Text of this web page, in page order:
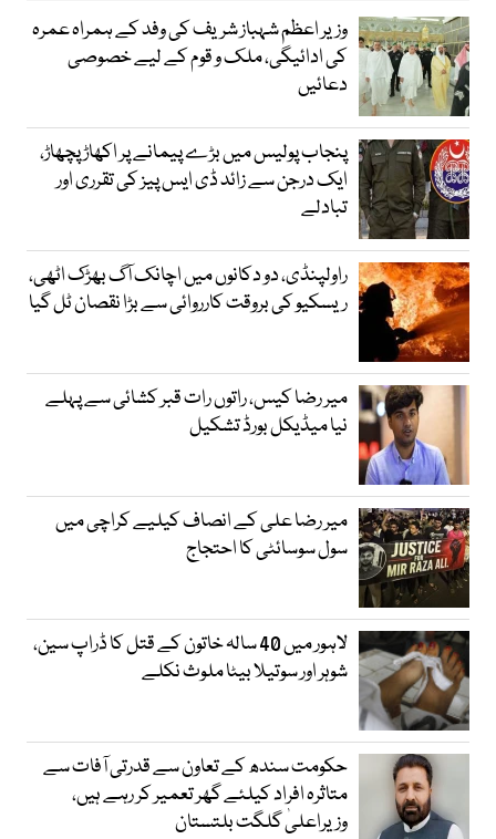
وزیر اعظم شہباز شریف کی وفد کے ہمراہ عمرہ
کی ادائیگی، ملک و قوم کے لیے خصوصی
دعائیں
پنجاب پولیس میں بڑے پیمانے پر اکھاڑ پچھاڑ،
ایک درجن سے زائد ڈی ایس پیز کی تقرری اور
تبادلے
راولپنڈی، دو دکانوں میں اچانک آگ بھڑک اٹھی،
ریسکیو کی بروقت کارروائی سے بڑا نقصان ٹل گیا
میر رضا کیس، راتوں رات قبر کشائی سے پہلے
نیا میڈیکل بورڈ تشکیل
میر رضا علی کے انصاف کیلیے کراچی میں
سول سوسائٹی کا احتجاج
لاہور میں 40 سالہ خاتون کے قتل کا ڈراپ سین،
شوہر اور سوتیلا بیٹا ملوث نکلے
حکومت سندھ کے تعاون سے قدرتی آفات سے
متاثرہ افراد کیلئے گھر تعمیر کر رہے ہیں،
وزیراعلیٰ گلگت بلتستان